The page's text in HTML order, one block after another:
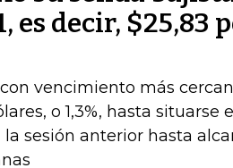
es decir, $25,83
vencimiento más
o 1,3%, hasta situarse
la sesión anterior hasta